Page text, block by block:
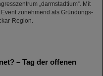
„darmstadtium“. Mit
zunehmend als Gründungs-
Region.
– Tag der offenen